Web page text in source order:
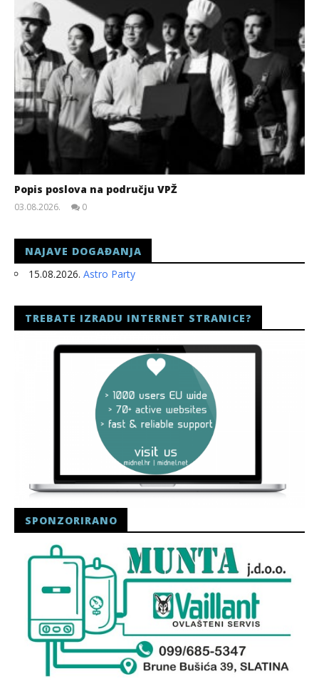
Popis poslova na području VPŽ
03.08.2026.
0
NAJAVE DOGAĐANJA
15.08.2026. Astro Party
TREBATE IZRADU INTERNET STRANICE?
SPONZORIRANO